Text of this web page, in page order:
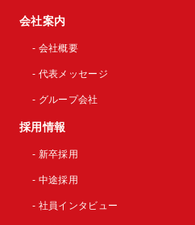
会社案内
- 会社概要
- 代表メッセージ
- グループ会社
採用情報
- 新卒採用
- 中途採用
- 社員インタビュー